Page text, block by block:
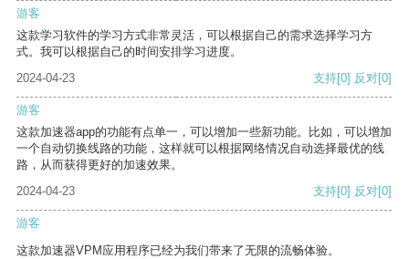
游客
这款学习软件的学习方式非常灵活，可以根据自己的需求选择学习方
式。我可以根据自己的时间安排学习进度。
2024-04-23
支持[0] 反对[0]
游客
这款加速器app的功能有点单一，可以增加一些新功能。比如，可以增加
一个自动切换线路的功能，这样就可以根据网络情况自动选择最优的线
路，从而获得更好的加速效果。
2024-04-23
支持[0] 反对[0]
游客
这款加速器VPM应用程序已经为我们带来了无限的流畅体验。